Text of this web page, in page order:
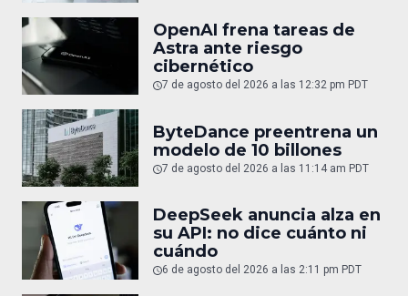
OpenAI frena tareas de
Astra ante riesgo
cibernético
7 de agosto del 2026 a las 12:32 pm PDT
ByteDance preentrena un
modelo de 10 billones
7 de agosto del 2026 a las 11:14 am PDT
DeepSeek anuncia alza en
su API: no dice cuánto ni
cuándo
6 de agosto del 2026 a las 2:11 pm PDT